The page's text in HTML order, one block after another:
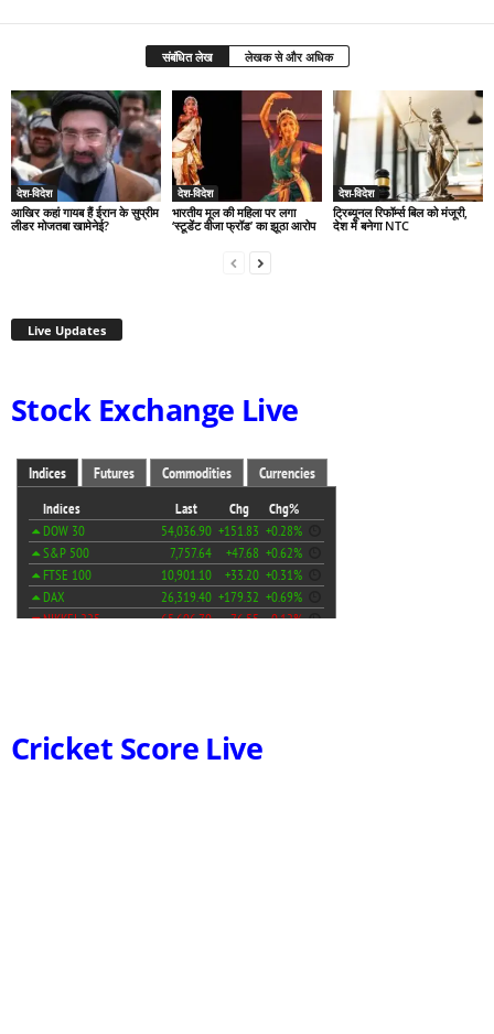
संबंधित लेख लेखक से और अधिक
देश-विदेश
आखिर कहां गायब हैं ईरान के सुप्रीम
लीडर मोजतबा खामेनेई?
देश-विदेश
भारतीय मूल की महिला पर लगा
‘स्टूडेंट वीजा फ्रॉड’ का झूठा आरोप
देश-विदेश
ट्रिब्यूनल रिफॉर्म्स बिल को मंजूरी,
देश में बनेगा NTC
Live Updates
Stock Exchange Live
Cricket Score Live